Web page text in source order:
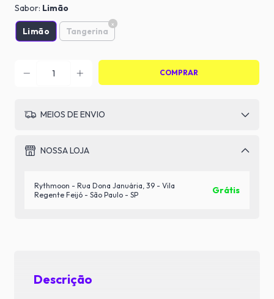
Sabor: Limão
Limão Tangerina
MEIOS DE ENVIO
NOSSA LOJA
Rythmoon - Rua Dona Januária, 39 - Vila
Regente Feijó - São Paulo - SP
Grátis
Descrição